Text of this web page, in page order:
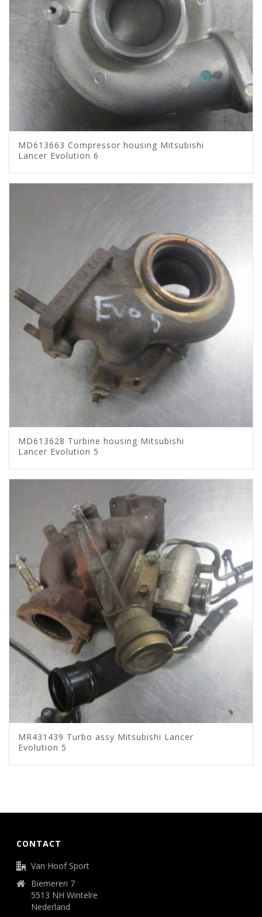
MD613663 Compressor housing Mitsubishi
Lancer Evolution 6
MD613628 Turbine housing Mitsubishi
Lancer Evolution 5
MR431439 Turbo assy Mitsubishi Lancer
Evolution 5
CONTACT
Van Hoof Sport
Biemeren 7
5513 NH Wintelre
Nederland